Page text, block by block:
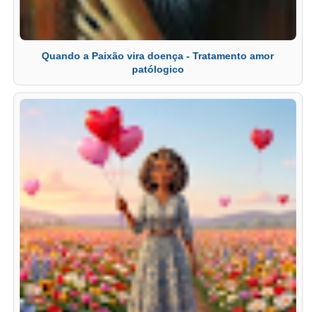
Quando a Paixão vira doença - Tratamento amor
patólogico